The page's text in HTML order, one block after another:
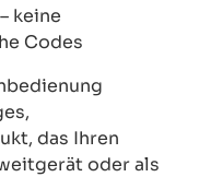
keine
Codes
das Ihren
oder als